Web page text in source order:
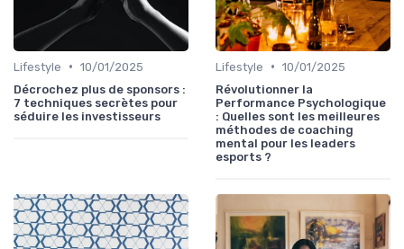
Lifestyle • 10/01/2025
Décrochez plus de sponsors :
7 techniques secrètes pour
séduire les investisseurs
Lifestyle • 10/01/2025
Révolutionner la
Performance Psychologique
: Quelles sont les meilleures
méthodes de coaching
mental pour les leaders
esports ?